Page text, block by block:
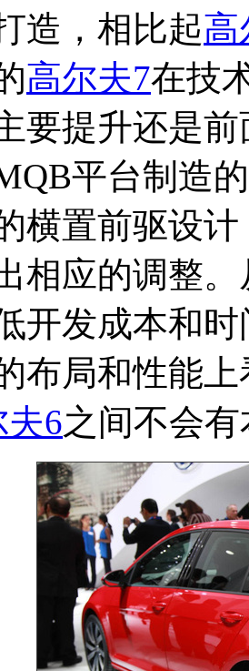
造，相比起高
高尔夫7在技
要提升还是
平台制造
横置前驱设
相应的调整
开发成本和
布局和性能
6之间不会